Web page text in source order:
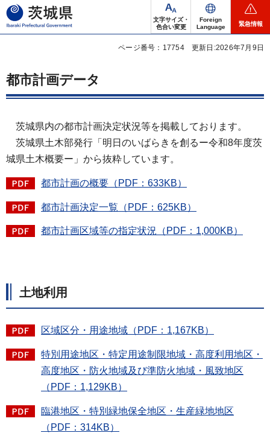
茨城県
文字サイズ・
色合い変更
Foreign
Language
緊急情報
ページ番号：17754 更新日:2026年7月9日
都市計画データ
茨城県内の都市計画決定状況等を掲載しております。
茨城県土木部発行「明日のいばらきを創るー令和8年度茨
城県土木概要ー」から抜粋しています。
都市計画の概要（PDF：633KB）
都市計画決定一覧（PDF：625KB）
都市計画区域等の指定状況（PDF：1,000KB）
土地利用
区域区分・用途地域（PDF：1,167KB）
特別用途地区・特定用途制限地域・高度利用地区・
高度地区・防火地域及び準防火地域・風致地区
（PDF：1,129KB）
臨港地区・特別緑地保全地区・生産緑地地区
（PDF：314KB）